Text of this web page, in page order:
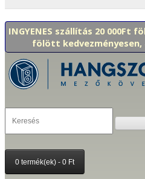
INGYENES szállítás 20 000Ft
fölött kedvezményesen,
0 termék(ek) - 0 Ft